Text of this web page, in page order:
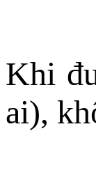
Khi
ai),